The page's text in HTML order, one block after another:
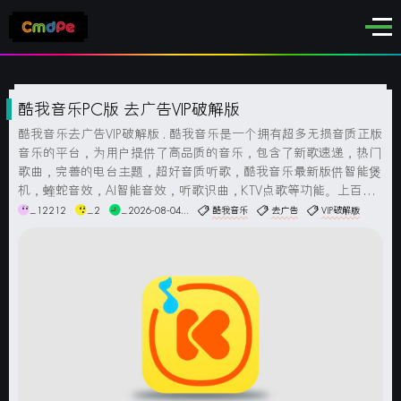
酷我音乐PC版 去广告VIP破解版
酷我音乐去广告VIP破解版 . 酷我音乐是一个拥有超多无损音质正版
音乐的平台，为用户提供了高品质的音乐，包含了新歌速递，热门
歌曲，完善的电台主题，超好音质听歌，酷我音乐最新版供智能煲
机，蝰蛇音效，AI智能音效，听歌识曲，KTV点歌等功能。上百万
无损音质歌曲支持免费试听及下载。拥有专业音频解码技术，实现
_12212 _2 _2026-08-04... 酷我音乐 去广告 VIP破解版